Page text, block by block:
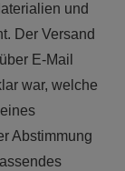
und
Der Versand
E-Mail
war, welche
Abstimmung